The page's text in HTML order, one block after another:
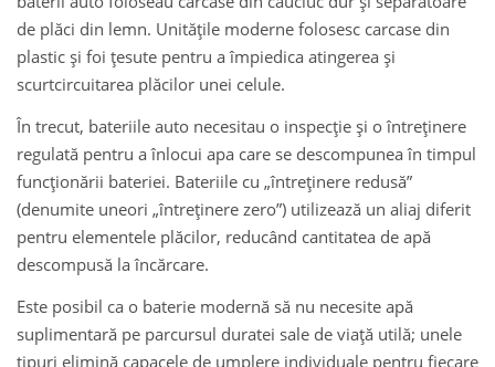
de plăci din lemn. Unitățile moderne folosesc carcase din
plastic și foi țesute pentru a împiedica atingerea și
scurtcircuitarea plăcilor unei celule.
În trecut, bateriile auto necesitau o inspecție și o întreținere
regulată pentru a înlocui apa care se descompunea în timpul
funcționării bateriei. Bateriile cu „întreținere redusă”
(denumite uneori „întreținere zero”) utilizează un aliaj diferit
pentru elementele plăcilor, reducând cantitatea de apă
descompusă la încărcare.
Este posibil ca o baterie modernă să nu necesite apă
suplimentară pe parcursul duratei sale de viață utilă; unele
tipuri elimină capacele de umplere individuale pentru fiecare